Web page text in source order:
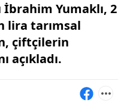
İbrahim Yumaklı, 2
lira tarımsal
çiftçilerin
açıkladı.